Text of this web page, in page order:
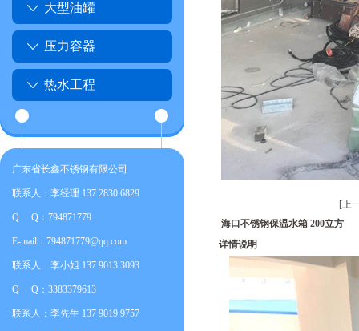
大型油罐
压力容器
热水工程
广东省长鑫不锈钢有限公司
联系人：李经理 137 2830 6829
Q Q：794871779
E-mail：794871779@qq.com
联系人：李小姐 137 9013 3093
Q Q：3383379613
联系人：李先生 137 9019 9757
[上
海口不锈钢保温水箱 200立方
详情说明